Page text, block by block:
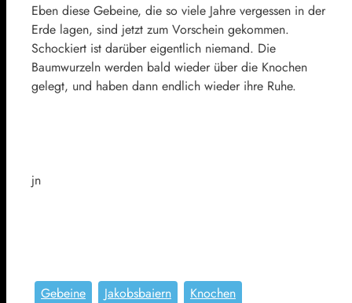
Eben diese Gebeine, die so viele Jahre vergessen in der
Erde lagen, sind jetzt zum Vorschein gekommen.
Schockiert ist darüber eigentlich niemand. Die
Baumwurzeln werden bald wieder über die Knochen
gelegt, und haben dann endlich wieder ihre Ruhe.
jn
Gebeine Jakobsbaiern Knochen